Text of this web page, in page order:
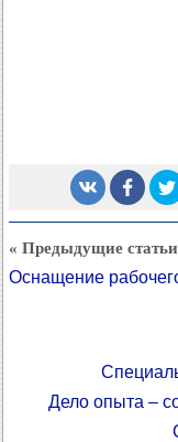
« Предыдущие статьи
Оснащение
Дело опыта –